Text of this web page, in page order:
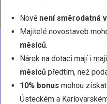
Nově není směrodatná
Majitelé novostaveb
měsíců.
Nárok na dotaci mají i
měsíců předtím, než
10% bonus mohou
Ústeckém a